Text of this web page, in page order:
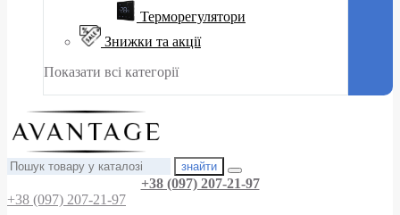
Терморегулятори
Знижки та акції
Показати всі категорії
знайти
+38 (097) 207-21-97
+38 (097) 207-21-97